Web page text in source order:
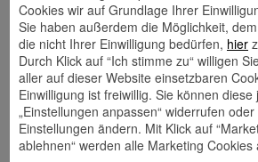
Bitte beachten Sie, dass frühere
verlässlicher Indikator für die künftige
sind.
Cookies wir auf Grundlage Ihrer
Sie haben außerdem die Möglichkeit,
die nicht Ihrer Einwilligung bedürfen, hier
Durch Klick auf “Ich stimme zu“ willigen
aller auf dieser Website einsetzbaren
Einwilligung ist freiwillig. Sie können diese
„Einstellungen anpassen“ widerrufen
Einstellungen ändern. Mit Klick auf
ablehnen“ werden alle Marketing Cookies